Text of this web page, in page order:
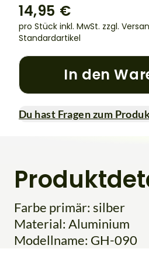
14,95 €
pro Stück inkl. MwSt. zzgl.
Standardartikel
In den
Du hast Fragen zum
Farbe primär: silber
Material: Aluminium
Modellname: GH-090